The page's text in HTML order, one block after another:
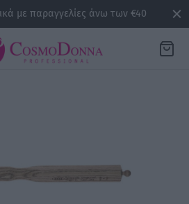
με παραγγελίες άνω των €40